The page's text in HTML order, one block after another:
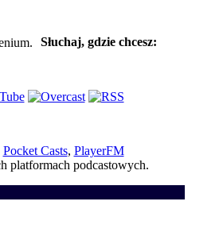
Słuchaj, gdzie chcesz:
Pocket Casts, PlayerFM
platformach podcastowych.